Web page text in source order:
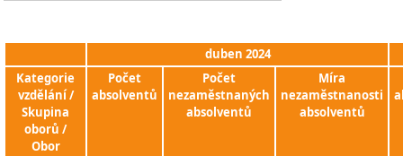
duben 2024
Kategorie
vzdělání /
Skupina
oborů /
Obor
Počet
absolventů
Počet
nezaměstnaných
absolventů
Míra
nezaměstnanosti
absolventů